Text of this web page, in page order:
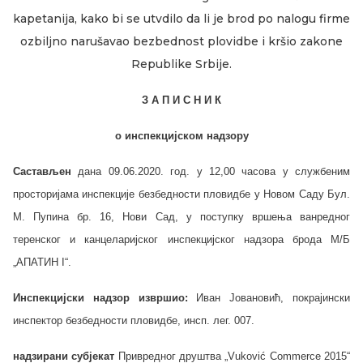
kapetanija, kako bi se utvdilo da li je brod po nalogu firme
ozbiljno narušavao bezbednost plovidbe i kršio zakone
Republike Srbije.
З А П И С Н И К
о инспекцијском надзору
Састављен дана 09.06.2020. год. у 12,00 часова у службеним
просторијама инспекције безбедности пловидбе у Новом Саду Бул.
М. Пупина бр. 16, Нови Сад, у поступку вршења ванредног
теренског и канцеларијског инспекцијског надзора брода М/Б
„АПАТИН I“.
Инспекцијски надзор извршио: Иван Јовановић, покрајински
инспектор безбедности пловидбе, инсп. лег. 007.
надзирани субјекат Привредног друштва„Vuković Commerce 2015“